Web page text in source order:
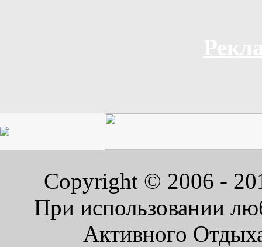
Copyright © 2006 -
При использовании
Активного